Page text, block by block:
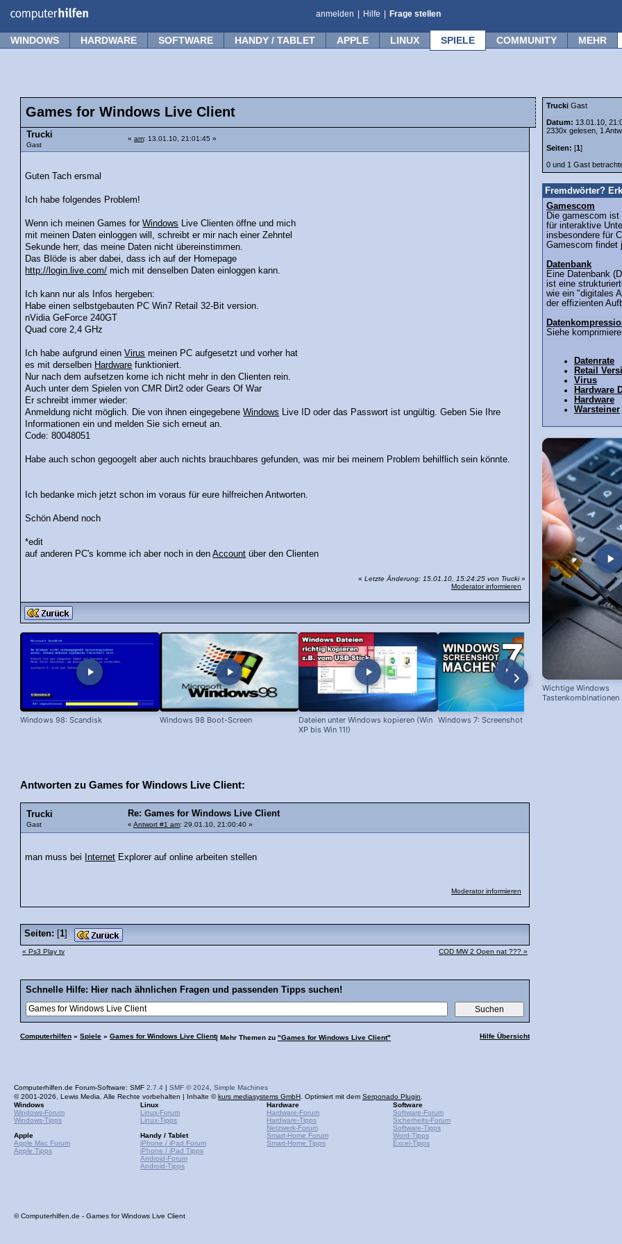
anmelden Hilfe Frage stellen
WINDOWS HARDWARE SOFTWARE HANDY / TABLET APPLE LINUX SPIELE COMMUNITY MEHR
Games for Windows Live Client
Trucki
Gast
« am: 13.01.10, 21:01:45 »
Guten Tach ersmal
Ich habe folgendes Problem!
Wenn ich meinen Games forWindows Live Clienten öffne und mich
mit meinen Daten einloggen will, schreibt er mir nach einer Zehntel
Sekunde herr, das meine Daten nicht übereinstimmen.
Das Blöde is aber dabei, dass ich auf der Homepage
http://login.live.com/ mich mit denselben Daten einloggen kann.
Ich kann nur als Infos hergeben:
Habe einen selbstgebauten PC Win7 Retail 32-Bit version.
nVidia GeForce 240GT
Quad core 2,4 GHz
Ich habe aufgrund einenVirus meinen PC aufgesetzt und vorher hat
es mit derselben Hardware funktioniert.
Nur nach dem aufsetzen kome ich nicht mehr in den Clienten rein.
Auch unter dem Spielen von CMR Dirt2 oder Gears Of War
Er schreibt immer wieder:
Anmeldung nicht möglich. Die von ihnen eingegebeneWindows Live ID oder das Passwort ist ungültig. Geben Sie Ihre
Informationen ein und melden Sie sich erneut an.
Code: 80048051
Habe auch schon gegoogelt aber auch nichts brauchbares gefunden, was mir bei meinem Problem behilflich sein könnte.
Ich bedanke mich jetzt schon im voraus für eure hilfreichen Antworten.
Schön Abend noch
*edit
auf anderen PC's komme ich aber noch in denAccount über den Clienten
« Letzte Änderung: 15.01.10, 15:24:25 von Trucki»
Moderator informieren
Windows 98: Scandisk Windows 98 Boot-Screen
Dateien unter Windows kopieren (Win
XP bis Win 11!)
Windows 7: Screenshot machen
Antworten zu Games for Windows Live Client:
Trucki
Gast
Re: Games for Windows Live Client
« Antwort #1 am: 29.01.10, 21:00:40 »
man muss bei Internet Explorer auf online arbeiten stellen
Moderator informieren
Seiten: [1]
« Ps3 Play tv COD MW 2 Ooen nat ??? »
Schnelle Hilfe: Hier nach ähnlichen Fragen und passenden Tipps suchen!
Computerhilfen » Spiele » Games for Windows Live Client Hilfe Übersicht
| Mehr Themen zu "Games for Windows Live Client"
Trucki Gast
Datum: 13.01.10,
2330x gelesen, 1
Seiten: [1]
0 und 1 Gast
Fremdwörter?
Gamescom
Die gamescom
für interaktive
insbesondere für
Gamescom findet
Datenbank
Eine Datenbank
ist eine
wie ein "digitales
der effizienten
Siehe
Datenrate
Retail
Virus
Hardware
Hardware
Warsteiner
Wichtige Windows
Tastenkombinationen
Computerhilfen.de Forum-Software: SMF 2.7.4 | SMF © 2024 Simple Machines
© 2001-2026, Lewis Media. Alle Rechte vorbehalten | Inhalte ©kurs mediasystems GmbH . Optimiert mit dem Serponado Plugin
Windows
Windows-Forum
Windows-Tipps
Apple
Apple Mac Forum
Apple Tipps
Linux
Linux-Forum
Linux-Tipps
Handy / Tablet
iPhone / iPad Forum
iPhone / iPad Tipps
Android-Forum
Android-Tipps
Hardware
Hardware-Forum
Hardware-Tipps
Netzwerk-Forum
Smart-Home Forum
Smart-Home Tipps
Software
Software-Forum
Sicherheits-Forum
Software-Tipps
Word-Tipps
Excel-Tipps
© Computerhilfen.de - Games for Windows Live Client